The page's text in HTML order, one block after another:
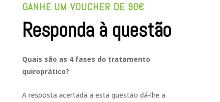
GANHE UM VOUCHER DE 90€
Responda à questão
Quais são as 4 fases do tratamento
quiroprático?
A resposta acertada a esta questão dá-lhe a